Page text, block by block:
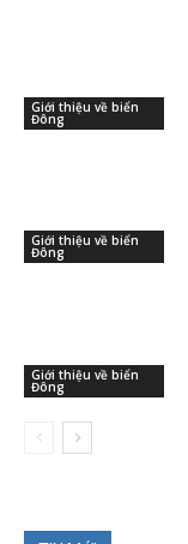
Giới thiệu về biển
Đông
Giới thiệu về biển
Đông
Giới thiệu về biển
Đông